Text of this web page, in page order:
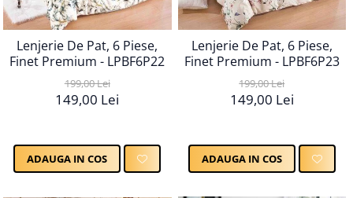
Lenjerie De Pat, 6 Piese,
Finet Premium - LPBF6P22
199,00 Lei
149,00 Lei
ADAUGA IN COS
Lenjerie De Pat, 6 Piese,
Finet Premium - LPBF6P23
199,00 Lei
149,00 Lei
ADAUGA IN COS